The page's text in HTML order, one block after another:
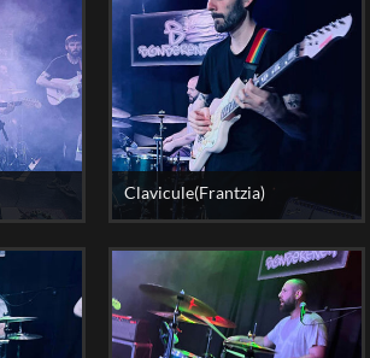
Clavicule(Frantzia)